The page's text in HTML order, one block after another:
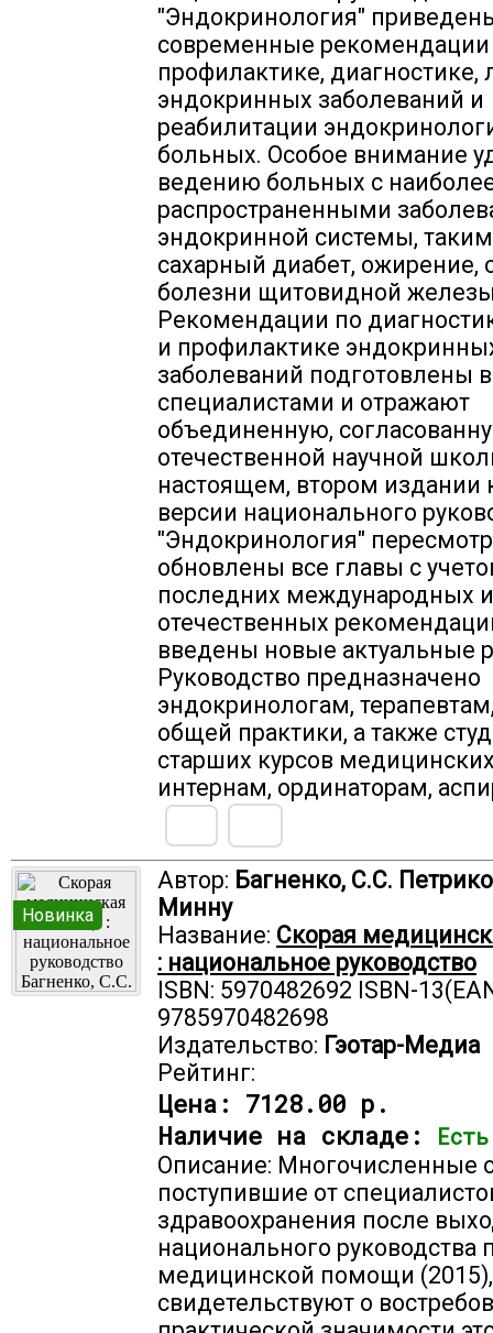
"Эндокринология"
современные рекомендации
профилактике,
эндокринных заболеваний и
реабилитации
больных. Особое внимание
ведению больных с
распространенными
эндокринной системы,
сахарный диабет, ожирение,
болезни щитовидной
Рекомендации по
и профилактике
заболеваний подготовлены
специалистами и отражают
объединенную,
отечественной научной
настоящем, втором издании
версии национального
"Эндокринология"
обновлены все главы с
последних международных и
отечественных
введены новые актуальные
Руководство предназначено
эндокринологам,
общей практики, а также
старших курсов
интернам, ординаторам,
Новинка
Автор: Багненко, С.С.
Минну
Название: Скорая
: национальное руководство
ISBN: 5970482692 ISBN-
9785970482698
Издательство: Гэотар-Медиа
Рейтинг:
Цена: 7128.00 р.
Наличие на складе:
Описание: Многочисленные
поступившие от
здравоохранения после
национального руководства
медицинской помощи (2015),
свидетельствуют о